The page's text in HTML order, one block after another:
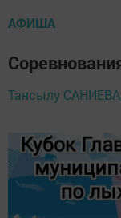
АФИША
Тансылу